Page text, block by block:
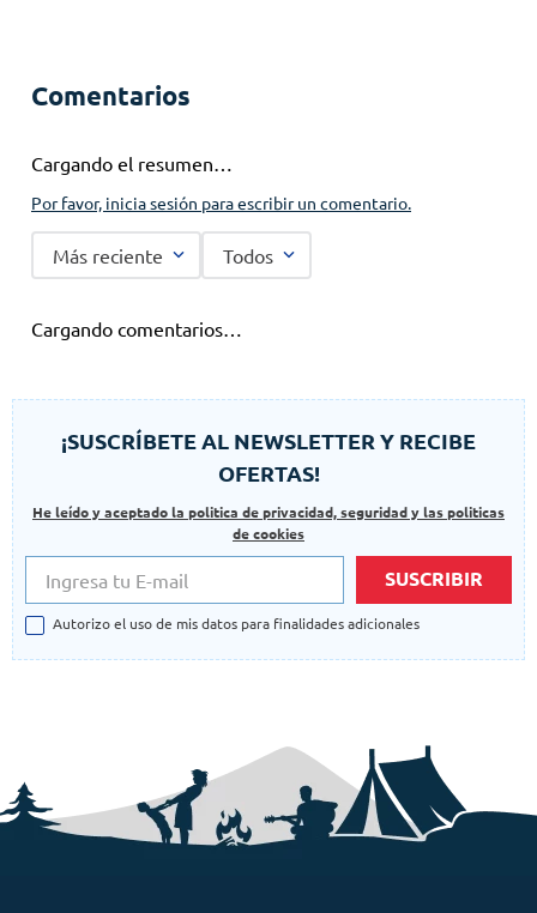
Comentarios
Cargando el resumen…
Por favor, inicia sesión para escribir un comentario.
Más reciente Todos
Cargando comentarios…
¡SUSCRÍBETE AL NEWSLETTER Y RECIBE
OFERTAS!
He leído y aceptado la politica de privacidad, seguridad y las politicas
de cookies
SUSCRIBIR
Autorizo el uso de mis datos para finalidades adicionales